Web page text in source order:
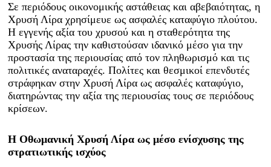
Σε περιόδους οικονομικής αστάθειας και αβεβαιότητας, η
Χρυσή Λίρα χρησίμευε ως ασφαλές καταφύγιο πλούτου.
Η εγγενής αξία του χρυσού και η σταθερότητα της
Χρυσής Λίρας την καθιστούσαν ιδανικό μέσο για την
προστασία της περιουσίας από τον πληθωρισμό και τις
πολιτικές αναταραχές. Πολίτες και θεσμικοί επενδυτές
στράφηκαν στην Χρυσή Λίρα ως ασφαλές καταφύγιο,
διατηρώντας την αξία της περιουσίας τους σε περιόδους
κρίσεων.
Η Οθωμανική Χρυσή Λίρα ως μέσο ενίσχυσης της
στρατιωτικής ισχύος